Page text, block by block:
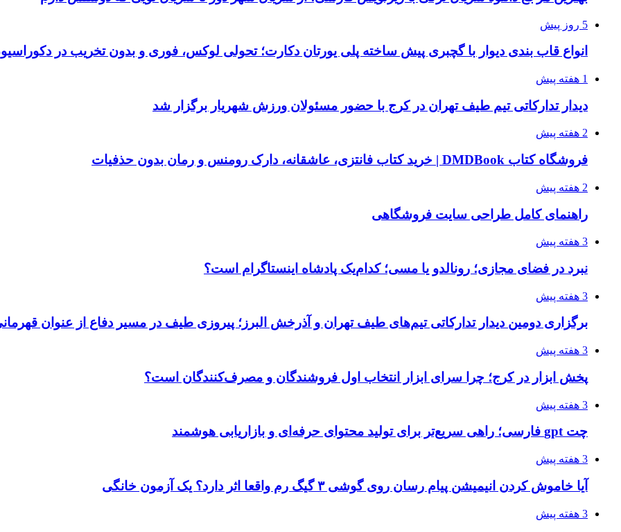
5 روز پیش
انواع قاب بندی دیوار با گچبری پیش ساخته پلی یورتان دکارت؛ تحولی لوکس، فوری و بدون تخریب در
1 هفته پیش
دیدار تدارکاتی تیم طیف تهران در کرج با حضور مسئولان ورزش شهریار برگزار شد
2 هفته پیش
فروشگاه کتاب DMDBook | خرید کتاب فانتزی، عاشقانه، دارک رومنس و رمان بدون حذفیات
2 هفته پیش
راهنمای کامل طراحی سایت فروشگاهی
3 هفته پیش
نبرد در فضای مجازی؛ رونالدو یا مسی؛ کدام‌یک پادشاه اینستاگرام است؟
3 هفته پیش
برگزاری دومین دیدار تدارکاتی تیم‌های طیف تهران و آذرخش البرز؛ پیروزی طیف در مسیر دفاع از عنوان
3 هفته پیش
پخش ابزار در کرج؛ چرا سرای ابزار انتخاب اول فروشندگان و مصرف‌کنندگان است؟
3 هفته پیش
چت gpt فارسی؛ راهی سریع‌تر برای تولید محتوای حرفه‌ای و بازاریابی هوشمند
3 هفته پیش
آیا خاموش کردن انیمیشن پیام رسان روی گوشی ۳ گیگ رم واقعا اثر دارد؟ یک آزمون خانگی
3 هفته پیش